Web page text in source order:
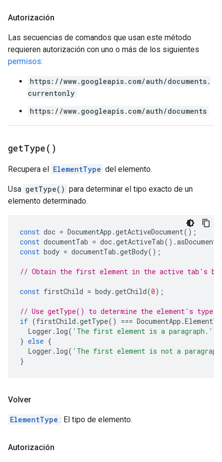
Autorización
Las secuencias de comandos que usan este método
requieren autorización con uno o más de los siguientes
permisos:
https://www.googleapis.com/auth/documents.
currentonly
https://www.googleapis.com/auth/documents
getType( )
Recupera el ElementType del elemento.
Usa getType() para determinar el tipo exacto de un
elemento determinado.
const doc = DocumentApp .getActiveDocument();
const documentTab = doc.getActiveTab().
const body = documentTab .getBody();
// Obtain the first element in the active tab's
const firstChild = body.getChild(0);
// Use getType() to determine the element's type.
if (firstChild .getType() === DocumentApp .
Logger . log( 'The first element is a paragraph.'
} else {
Logger . log( 'The first element is not a
}
Volver
ElementType : El tipo de elemento.
Autorización